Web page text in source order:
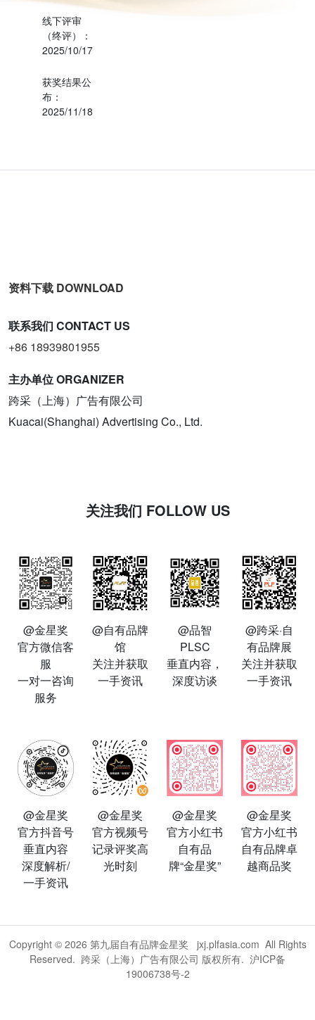
线下评审
（终评）：
2025/10/17
获奖结果公
布：
2025/11/18
资料下载 DOWNLOAD
联系我们 CONTACT US
+86 18939801955
主办单位ORGANIZER
跨采（上海）广告有限公司
Kuacai(Shanghai) Advertising Co., Ltd.
关注我们 FOLLOW US
@金星奖
官方微信客
服
一对一咨询
服务
@自有品牌
馆
关注并获取
一手资讯
@品智
PLSC
垂直内容，
深度访谈
@跨采·自
有品牌展
关注并获取
一手资讯
@金星奖
官方抖音号
垂直内容
深度解析/
一手资讯
@金星奖
官方视频号
记录评奖高
光时刻
@金星奖
官方小红书
自有品
牌“金星奖”
@金星奖
官方小红书
自有品牌卓
越商品奖
Copyright © 2026 第九届自有品牌金星奖 jxj.plfasia.com All Rights
Reserved. 跨采（上海）广告有限公司 版权所有. 沪ICP备
19006738号-2